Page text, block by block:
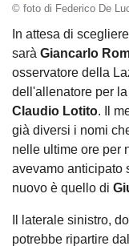
© foto di Federico De
In attesa di
sarà Giancarlo
osservatore della
dell'allenatore per
Claudio Lotito. Il
già diversi i nomi
nelle ultime ore per
avevamo anticipato
nuovo è quello di
Il laterale sinistro,
potrebbe ripartire